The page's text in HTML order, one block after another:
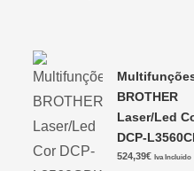
BROTHER
Laser/Led
DCP-
524,39€ Iva Incluido